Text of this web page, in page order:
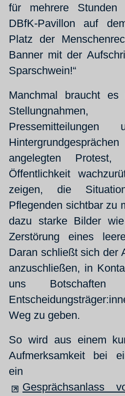
für mehrere
DBfK-Pavillon auf
Platz der
Banner mit der
Sparschwein!“
Manchmal braucht es
Pressemitteilungen
angelegten
Öffentlichkeit
zeigen, die
Pflegenden sichtbar zu
dazu starke Bilder
Zerstörung eines
Daran schließt sich der
anzuschließen, in
uns Botschaften
Weg zu geben.
So wird aus einem
Aufmerksamkeit bei
ein